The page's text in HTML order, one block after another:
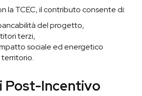
la TCEC, il contributo consente di:
del progetto,
terzi,
sociale ed energetico
Post-Incentivo